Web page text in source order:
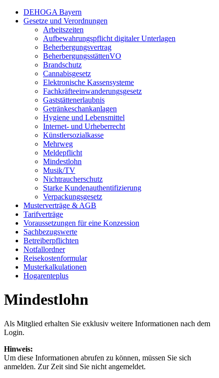
DEHOGA Bayern
Gesetze und Verordnungen
Arbeitszeiten
Aufbewahrungspflicht digitaler Unterlagen
Beherbergungsvertrag
BeherbergungsstättenVO
Brandschutz
Cannabisgesetz
Elektronische Kassensysteme
Fachkräfteeinwanderungsgesetz
Gaststättenerlaubnis
Getränkeschankanlagen
Hygiene und Lebensmittel
Internet- und Urheberrecht
Künstlersozialkasse
Mehrweg
Meldepflicht
Mindestlohn
Musik/TV
Nichtraucherschutz
Starke Kundenauthentifizierung
Verpackungsgesetz
Musterverträge & AGB
Tarifverträge
Voraussetzungen für eine Konzession
Sachbezugswerte
Betreiberpflichten
Notfallordner
Reisekostenformular
Musterkalkulationen
Hogarenteplus
Mindestlohn
Als Mitglied erhalten Sie exklusiv weitere Informationen nach dem
Login.
Hinweis:
Um diese Informationen abrufen zu können, müssen Sie sich
anmelden. Zur Zeit sind Sie nicht angemeldet.